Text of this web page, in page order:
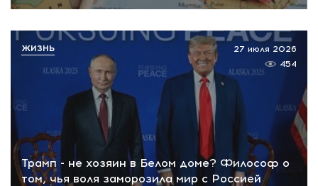
Трамп - не хозяин в Белом доме? Философ о
том, чья воля заморозила мир с Россией
27 июля 2026
454
ЖИЗНЬ